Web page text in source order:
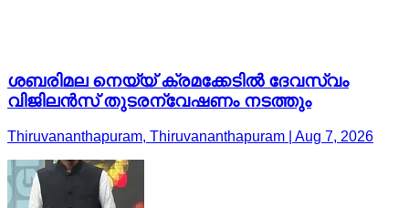
ശബരിമല നെയ്യ് ക്രമക്കേടിൽ ദേവസ്വം
വിജിലൻസ് തുടരന്വേഷണം നടത്തും
Thiruvananthapuram, Thiruvananthapuram | Aug 7, 2026